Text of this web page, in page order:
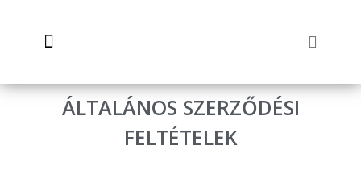
ÁLTALÁNOS SZERZŐDÉSI
FELTÉTELEK